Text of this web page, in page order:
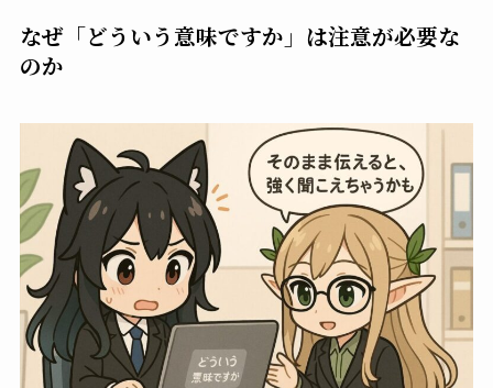
なぜ「どういう意味ですか」は注意が必要な
のか